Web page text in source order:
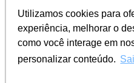
Utilizamos cookies para
experiência, melhorar o
como você interage em
personalizar conteúdo.
RSB - Rede Salesiana
EDEBE - Editora
UPV - União pela Vida
Familia Salesiana